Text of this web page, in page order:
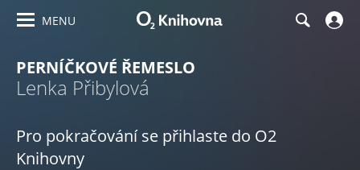
MENU
PERNÍČKOVÉ ŘEMESLO
Lenka Přibylová
Pro pokračování se přihlaste do O2
Knihovny